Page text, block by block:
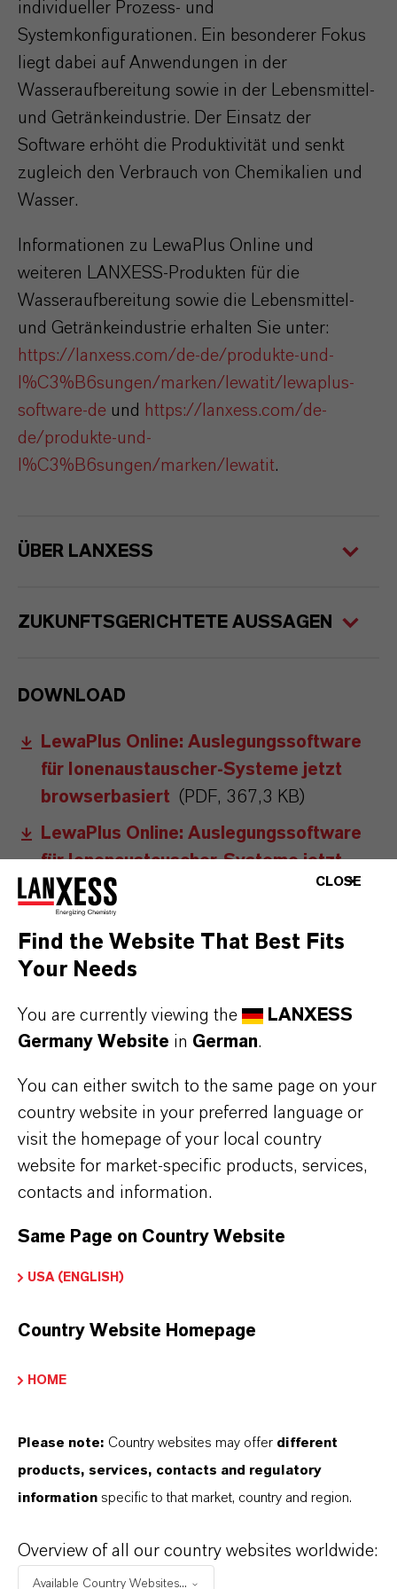
individueller Prozess- und
Systemkonfigurationen. Ein besonderer Fokus
liegt dabei auf Anwendungen in der
Wasseraufbereitung sowie in der Lebensmittel-
und Getränkeindustrie. Der Einsatz der
Software erhöht die Produktivität und senkt
zugleich den Verbrauch von Chemikalien und
Wasser.
Informationen zu LewaPlus Online und
weiteren LANXESS-Produkten für die
Wasseraufbereitung sowie die Lebensmittel-
und Getränkeindustrie erhalten Sie unter:
https://lanxess.com/de-de/produkte-und-
l%C3%B6sungen/marken/lewatit/lewaplus-
software-de und https://lanxess.com/de-
de/produkte-und-
l%C3%B6sungen/marken/lewatit.
ÜBER LANXESS
ZUKUNFTSGERICHTETE AUSSAGEN
DOWNLOAD
LewaPlus Online: Auslegungssoftware
für Ionenaustauscher-Systeme jetzt
browserbasiert (PDF, 367,3 KB)
LewaPlus Online: Auslegungssoftware
für Ionenaustauscher-Systeme jetzt
browserbasiert
Hinweise für die Redaktionen:
Alle LANXESS Presse-Informationen sowie die dazugehörigen
Weitere Informationen rund um die Chemie von LANXESS finden
Sie unter https://lanxess.com/de-DE/Presse/Storys
FOLLOW US
Facebook
YouTube
Instagram
Kontakt
CLOSE
Find the Website That Best Fits
Your Needs
You are currently viewing the
LANXESS
Germany Website in German.
You can either switch to the same page on your
country website in your preferred language or
visit the homepage of your local country
website for market-specific products, services,
contacts and information.
Same Page on Country Website
USA (ENGLISH)
Country Website Homepage
HOME
Please note: Country websites may offer different
products, services, contacts and regulatory
information specific to that market, country and region.
Overview of all our country websites worldwide:
Available Country Websites...